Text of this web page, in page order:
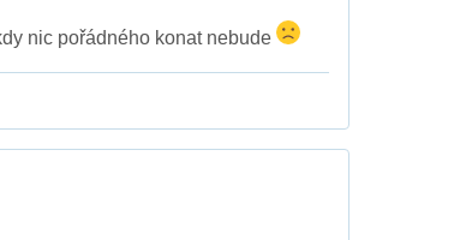
nic pořádného konat nebude